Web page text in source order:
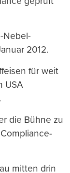
Nebel-
2012.
für weit
USA
die Bühne zu
mitten drin